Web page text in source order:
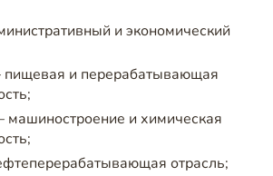
и экономический
и перерабатывающая
машиностроение и химическая
отрасль;